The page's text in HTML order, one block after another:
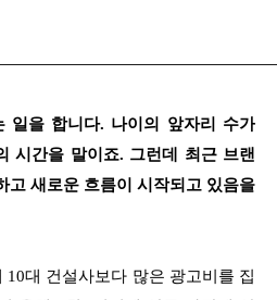
일을 합니다. 나이의 앞자리 수가
시간을 말이죠. 그런데 최근 브랜
고 새로운 흐름이 시작되고 있음을
10대 건설사보다 많은 광고비를 집